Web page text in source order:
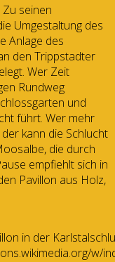
seinen
Umgestaltung des
Anlage des
den Trippstadter
Wer Zeit
Rundweg
und
führt. Wer mehr
kann die Schlucht
die durch
empfiehlt sich in
Pavillon aus Holz,
in der
w/